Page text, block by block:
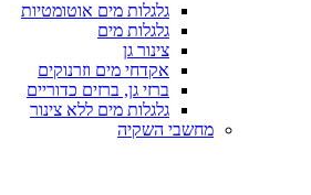
גלגלות מים אוטומטיות
גלגלות מים
צינור גן
אקדחי מים וזרנוקים
ברזי גן, ברזים כדוריים
גלגלות מים ללא צינור
מחשבי השקיה